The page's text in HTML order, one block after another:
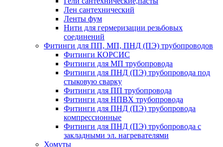
Лен сантехнический
Ленты фум
Нити для гермеризации резьбовых
соединений
Фитинги для ПП, МП, ПНД (ПЭ) трубопроводов
Фитинги КОРСИС
Фитинги для МП трубопровода
Фитинги для ПНД (ПЭ) трубопровода под
стыковую сварку
Фитинги для ПП трубопровода
Фитинги для НПВХ трубопровода
Фитинги для ПНД (ПЭ) трубопровода
компрессионные
Фитинги для ПНД (ПЭ) трубопровода с
закладными эл. нагревателями
Хомуты